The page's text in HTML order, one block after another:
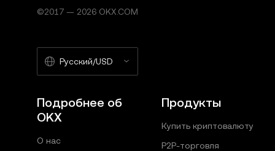
©2017 — 2026 OKX.COM
Русский/USD
Подробнее об
OKX
О нас
Продукты
Купить криптовалюту
P2P-торговля